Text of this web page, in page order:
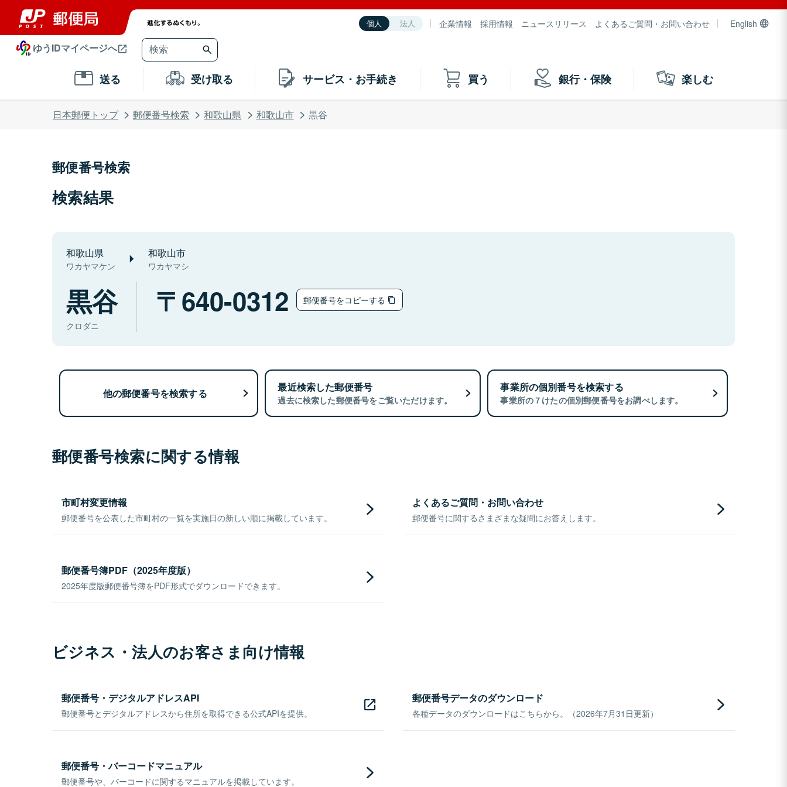
個人 法人 企業情報 採用情報 ニュースリリース よくあるご質問・お問い合わせ English
ゆうIDマイページへ
送る 受け取る サービス・お手続き 買う 銀行・保険 楽しむ
日本郵便トップ 郵便番号検索 和歌山県 和歌山市 黒谷
郵便番号検索
検索結果
和歌山県
ワカヤマケン
和歌山市
ワカヤマシ
黒谷
クロダニ
640-0312 郵便番号をコピーする
他の郵便番号を検索する 最近検索した郵便番号
過去に検索した郵便番号をご覧いただけます。
事業所の個別番号を検索する
事業所の７けたの個別郵便番号をお調べします。
郵便番号検索に関する情報
市町村変更情報
郵便番号を公表した市町村の一覧を実施日の新しい順に掲載しています。
よくあるご質問・お問い合わせ
郵便番号に関するさまざまな疑問にお答えします。
郵便番号簿PDF（2025年度版）
2025年度版郵便番号簿をPDF形式でダウンロードできます。
ビジネス・法人のお客さま向け情報
郵便番号・デジタルアドレスAPI
郵便番号とデジタルアドレスから住所を取得できる公式APIを提供。
郵便番号データのダウンロード
各種データのダウンロードはこちらから。（2026年7月31日更新）
郵便番号・バーコードマニュアル
郵便番号や、バーコードに関するマニュアルを掲載しています。